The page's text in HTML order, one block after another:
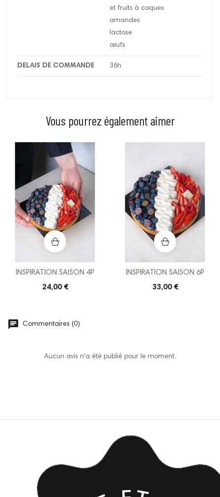
et fruits à coques
amandes
lactose
œufs
DELAIS DE COMMANDE 36h
Vous pourrez également aimer
INSPIRATION SAISON 4P
24,00 €
INSPIRATION SAISON 6P
33,00 €
Commentaires (0)
Aucun avis n'a été publié pour le moment.